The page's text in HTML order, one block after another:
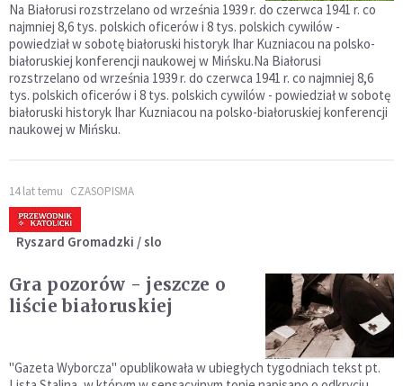
Na Białorusi rozstrzelano od września 1939 r. do czerwca 1941 r. co
najmniej 8,6 tys. polskich oficerów i 8 tys. polskich cywilów -
powiedział w sobotę białoruski historyk Ihar Kuzniacou na polsko-
białoruskiej konferencji naukowej w Mińsku.Na Białorusi
rozstrzelano od września 1939 r. do czerwca 1941 r. co najmniej 8,6
tys. polskich oficerów i 8 tys. polskich cywilów - powiedział w sobotę
białoruski historyk Ihar Kuzniacou na polsko-białoruskiej konferencji
naukowej w Mińsku.
14 lat temu CZASOPISMA
Ryszard Gromadzki / slo
Gra pozorów - jeszcze o
liście białoruskiej
"Gazeta Wyborcza" opublikowała w ubiegłych tygodniach tekst pt.